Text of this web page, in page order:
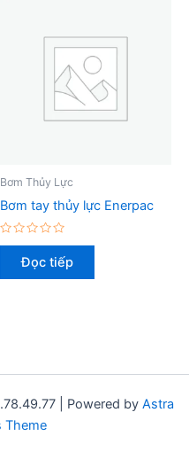
Bơm Thủy Lực
Bơm tay thủy lực Enerpac
Được
xếp
hạngĐọc tiếp
| Powered by Astra
Theme